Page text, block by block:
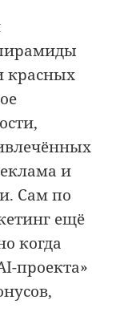
красных
и
Сам по
ещё
когда
проекта»